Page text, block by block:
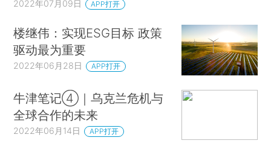
2022年07月09日 APP打开
楼继伟：实现ESG目标 政策
驱动最为重要
2022年06月28日 APP打开
牛津笔记④｜乌克兰危机与
全球合作的未来
2022年06月14日 APP打开